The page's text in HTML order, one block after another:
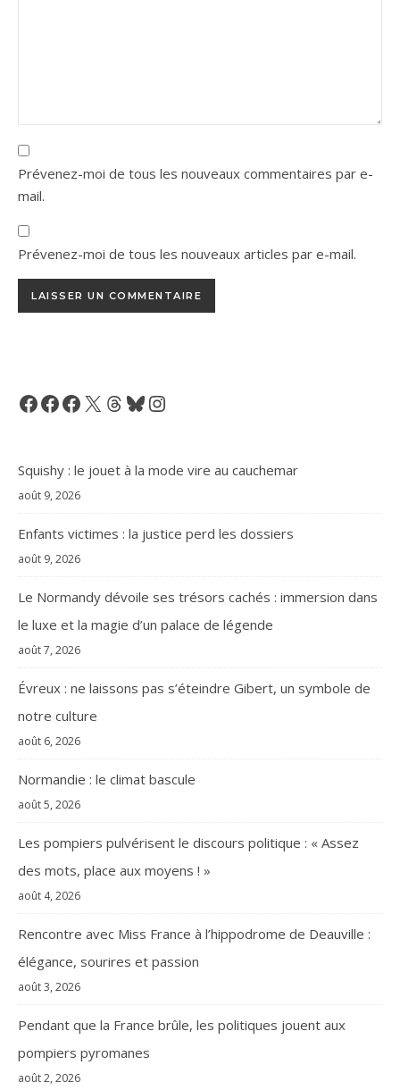
Prévenez-moi de tous les nouveaux commentaires par e-
mail.
Prévenez-moi de tous les nouveaux articles par e-mail.
Facebook
Facebook
Facebook
X Threads
BlueskyInstagram
Squishy : le jouet à la mode vire au cauchemar
août 9, 2026
Enfants victimes : la justice perd les dossiers
août 9, 2026
Le Normandy dévoile ses trésors cachés : immersion dans
le luxe et la magie d’un palace de légende
août 7, 2026
Évreux : ne laissons pas s’éteindre Gibert, un symbole de
notre culture
août 6, 2026
Normandie : le climat bascule
août 5, 2026
Les pompiers pulvérisent le discours politique : « Assez
des mots, place aux moyens ! »
août 4, 2026
Rencontre avec Miss France à l’hippodrome de Deauville :
élégance, sourires et passion
août 3, 2026
Pendant que la France brûle, les politiques jouent aux
pompiers pyromanes
août 2, 2026